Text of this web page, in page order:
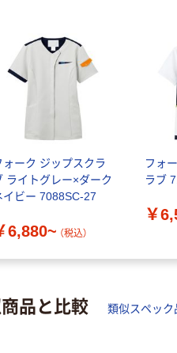
ォーク ジップスクラ
ライトグレー×ダーク
イビー 7088SC-27
6,880~ （税込）
フォ
ラブ
￥
品と比較 類似スペック